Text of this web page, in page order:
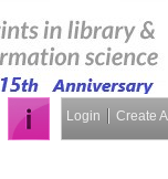
Login Create